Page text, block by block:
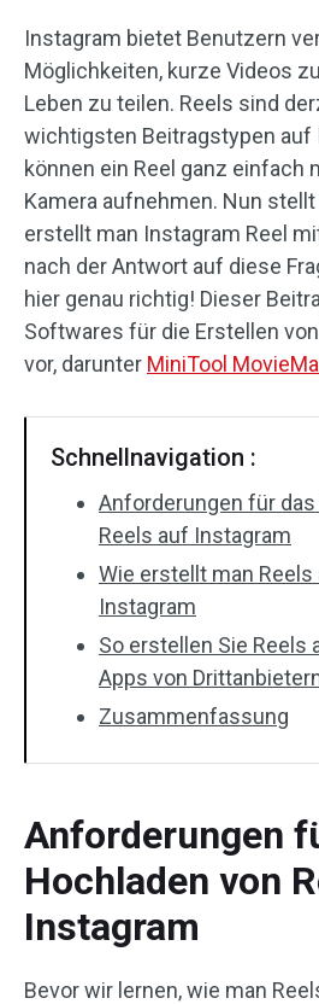
Trimmen/Teilen/Zuschneiden
Audioeffekte
Text/Elemente
Videoeffekte
Videofarbe
Drehen/Spiegeln
Instagram bietet Benutzern
Möglichkeiten, kurze Videos
Leben zu teilen. Reels sind
wichtigsten Beitragstypen auf
können ein Reel ganz einfach
Kamera aufnehmen. Nun
erstellt man Instagram Reel
nach der Antwort auf diese
hier genau richtig! Dieser
Softwares für die Erstellen
vor, darunter MiniTool
Schnellnavigation :
Anforderungen für
Reels auf Instagram
Wie erstellt man Reels
Instagram
So erstellen Sie Reels
Apps von
Zusammenfassung
Anforderungen
Hochladen von
Instagram
Bevor wir lernen, wie man